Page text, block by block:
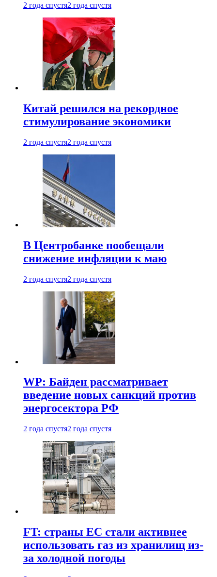
2 года спустя2 года спустя
Китай решился на рекордное
стимулирование экономики
2 года спустя2 года спустя
В Центробанке пообещали
снижение инфляции к маю
2 года спустя2 года спустя
WP: Байден рассматривает
введение новых санкций против
энергосектора РФ
2 года спустя2 года спустя
FT: страны ЕС стали активнее
использовать газ из хранилищ из-
за холодной погоды